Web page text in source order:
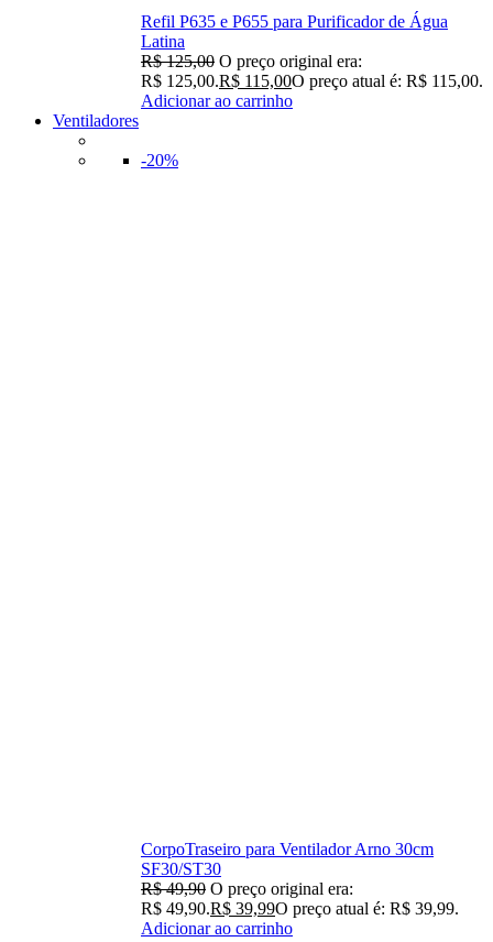
Refil P635 e P655 para Purificador de Água
Latina
R$125,00 O preço original era:
R$ 125,00.R$ 115,00O preço atual é: R$ 115,00.
Adicionar ao carrinho
Ventiladores
-20%
CorpoTraseiro para Ventilador Arno 30cm
SF30/ST30
R$49,90 O preço original era:
R$ 49,90.R$ 39,99O preço atual é: R$ 39,99.
Adicionar ao carrinho